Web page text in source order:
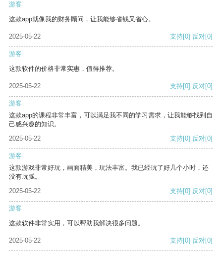
游客
这款app就像我的财务顾问，让我能够省钱又省心。
2025-05-22 支持[0] 反对[0]
游客
这款软件的价格非常实惠，值得推荐。
2025-05-22 支持[0] 反对[0]
游客
这款app的课程非常丰富，可以满足我不同的学习需求，让我能够找到自
己感兴趣的知识。
2025-05-22
支持[0] 反对[0]
游客
这款游戏非常好玩，画面精美，玩法丰富。我已经玩了好几个小时，还
没有玩腻。
2025-05-22
支持[0] 反对[0]
游客
这款软件非常实用，可以帮助我解决很多问题。
2025-05-22 支持[0] 反对[0]